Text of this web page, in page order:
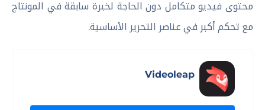
محتوى فيديو متكامل دون الحاجة لخبرة سابقة في المونتاج
مع تحكم أكبر في عناصر التحرير الأساسية.
Videoleap